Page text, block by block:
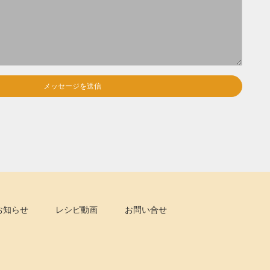
メッセージを送信
知らせ レシピ動画 お問い合せ